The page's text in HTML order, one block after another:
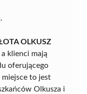
OLKUSZ
klienci mają
oferującego
to jest
Olkusza i